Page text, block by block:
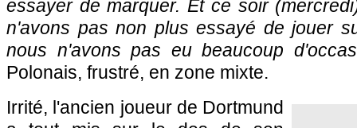
essayer de marquer. Et ce soir
n'avons pas non plus essayé de jouer
nous n'avons pas eu beaucoup
Polonais, frustré, en zone mixte.
Irrité, l'ancien joueur de Dortmund